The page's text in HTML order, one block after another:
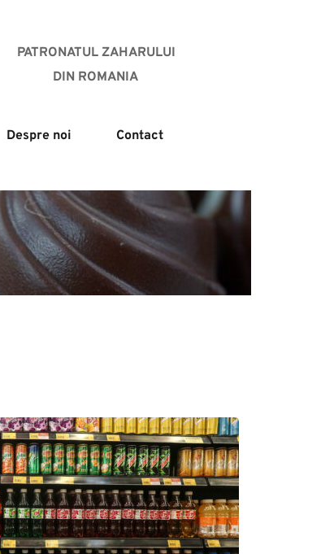
PATRONATUL ZAHARULUI
DIN ROMANIA
Despre noi Contact